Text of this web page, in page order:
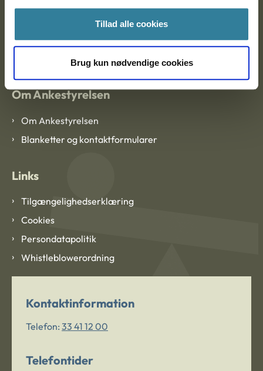
Tillad alle cookies
Brug kun nødvendige cookies
CVR: 1007 4002
Om Ankestyrelsen
Om Ankestyrelsen
Blanketter og kontaktformularer
Links
Tilgængelighedserklæring
Cookies
Persondatapolitik
Whistleblowerordning
Kontaktinformation
Telefon: 33 41 12 00
Telefontider